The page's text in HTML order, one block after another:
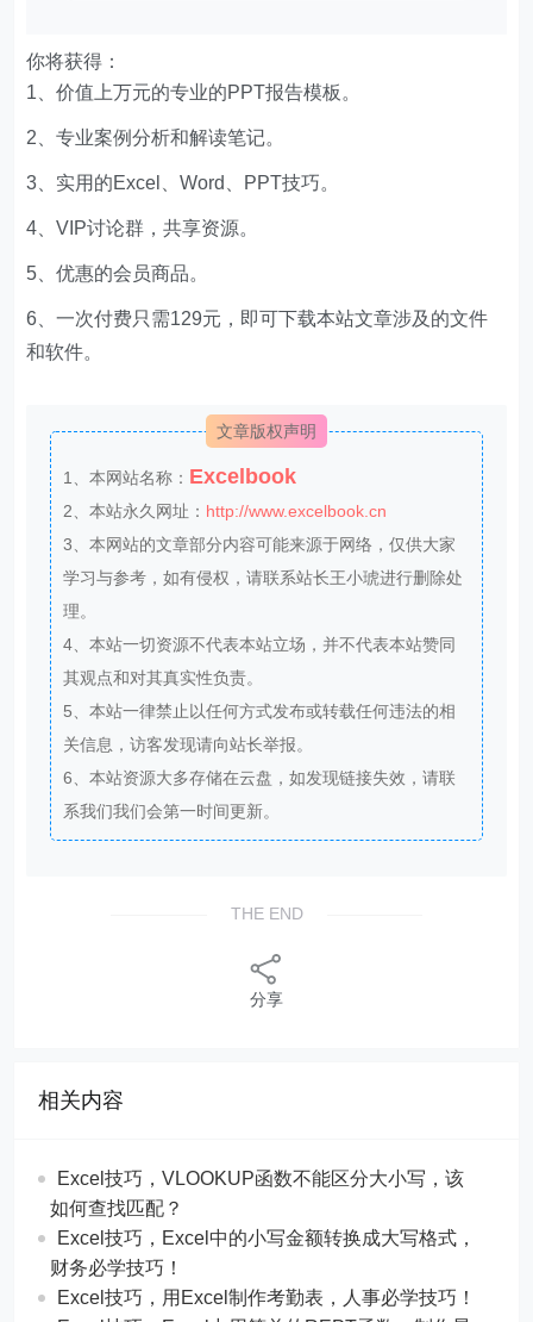
你将获得：
1、价值上万元的专业的PPT报告模板。
2、专业案例分析和解读笔记。
3、实用的Excel、Word、PPT技巧。
4、VIP讨论群，共享资源。
5、优惠的会员商品。
6、一次付费只需129元，即可下载本站文章涉及的文件
和软件。
文章版权声明
1、本网站名称： Excelbook
2、本站永久网址： http://www.excelbook.cn
3、本网站的文章部分内容可能来源于网络，仅供大家
学习与参考，如有侵权，请联系站长王小琥进行删除处
理。
4、本站一切资源不代表本站立场，并不代表本站赞同
其观点和对其真实性负责。
5、本站一律禁止以任何方式发布或转载任何违法的相
关信息，访客发现请向站长举报。
6、本站资源大多存储在云盘，如发现链接失效，请联
系我们我们会第一时间更新。
THE END
分享
相关内容
Excel技巧，​​VLOOKUP函数不能区分大小写，该
如何查找匹配？
​​Excel技巧，Excel中的小写金额转换成大写格式，
财务必学技巧！
​​Excel技巧，用Excel制作考勤表，人事必学技巧！